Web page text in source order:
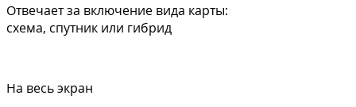
Отвечает за включение вида карты:
схема, спутник или гибрид
На весь экран